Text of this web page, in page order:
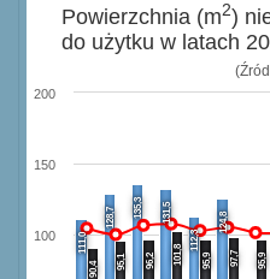
111,0
128,7 135,3
131,5
112,3
124,8
90,4 95,1 96,2 101,8 95,9 97,7 95,9
100
150
200
Powierzchnia (m2)
do użytku w latach